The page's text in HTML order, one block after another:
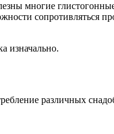
многие
сопротивляться
изначально.
различных